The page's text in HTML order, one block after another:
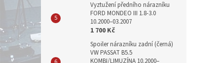
Vyztužení předního nárazníku
FORD MONDEO III 1.8-3.0
10.2000–03.2007
1 700 Kč
Spoiler nárazníku zadní (černá)
VW PASSAT B5.5
KOMBI/LIMUZÍNA 10.2000–